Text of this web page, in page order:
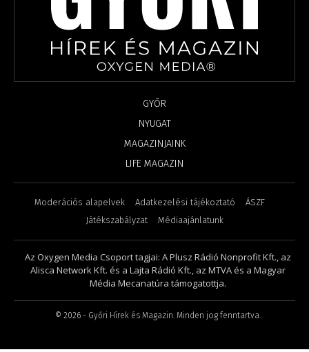
GYŐR
NYUGAT
MAGAZINJAINK
LIFE MAGAZIN
Moderációs alapelvek Adatkezelési tájékoztató
ÁSZF
Játékszabályzat
Médiaajánlatunk
Az Oxygen Media Csoport tagjai: A Plusz Rádió Nonprofit Kft., az
Alisca Network Kft. és a Lajta Rádió Kft., az MTVA és a Magyar
Média Mecanatúra támogatottja.
© 2026 - Győri Hírek és Magazin. Minden jog fenntartva.